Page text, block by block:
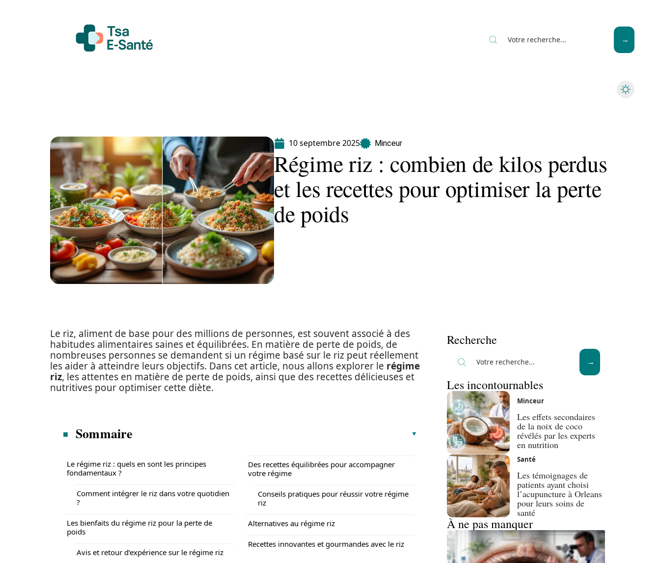
10 septembre 2025 Minceur
Régime riz : combien de kilos perdus
et les recettes pour optimiser la perte
de poids
Le riz, aliment de base pour des millions de personnes, est souvent associé à des
habitudes alimentaires saines et équilibrées. En matière de perte de poids, de
nombreuses personnes se demandent si un régime basé sur le riz peut réellement
les aider à atteindre leurs objectifs. Dans cet article, nous allons explorer le régime
riz, les attentes en matière de perte de poids, ainsi que des recettes délicieuses et
nutritives pour optimiser cette diète.
Sommaire
Le régime riz : quels en sont les principes
fondamentaux ?
Comment intégrer le riz dans votre quotidien
?
Les bienfaits du régime riz pour la perte de
poids
Avis et retour d’expérience sur le régime riz
Des recettes équilibrées pour accompagner
votre régime
Conseils pratiques pour réussir votre régime
riz
Alternatives au régime riz
Recettes innovantes et gourmandes avec le riz
Recherche
Les incontournables
Minceur
Les effets secondaires
de la noix de coco
révélés par les experts
en nutrition
Santé
Les témoignages de
patients ayant choisi
l’acupuncture à Orleans
pour leurs soins de
santé
À ne pas manquer